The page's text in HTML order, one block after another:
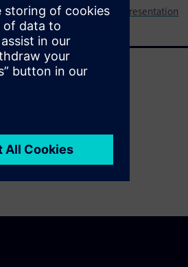
Vibration analysis mid-level presentation